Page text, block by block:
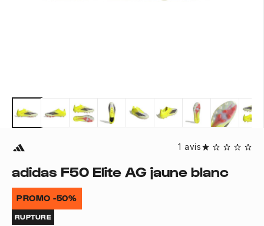
1 avis
adidas F50 Elite AG jaune blanc
PROMO -50%
RUPTURE